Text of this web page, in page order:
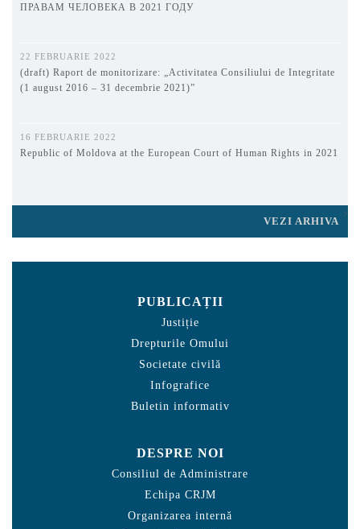
ПРАВАМ ЧЕЛОВЕКА В 2021 ГОДУ
22 FEBRUARIE 2022
(draft) Raport de monitorizare: „Activitatea Consiliului de Integritate
(1 august 2016 – 31 decembrie 2021)”
16 FEBRUARIE 2022
Republic of Moldova at the European Court of Human Rights in 2021
VEZI ARHIVA
PUBLICAȚII
Justiție
Drepturile Omului
Societate civilă
Infografice
Buletin informativ
DESPRE NOI
Consiliul de Administrare
Echipa CRJM
Organizarea internă